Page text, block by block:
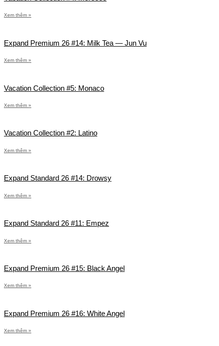
Xem thêm »
Expand Premium 26 #14: Milk Tea — Jun Vu
Xem thêm »
Vacation Collection #5: Monaco
Xem thêm »
Vacation Collection #2: Latino
Xem thêm »
Expand Standard 26 #14: Drowsy
Xem thêm »
Expand Standard 26 #11: Empez
Xem thêm »
Expand Premium 26 #15: Black Angel
Xem thêm »
Expand Premium 26 #16: White Angel
Xem thêm »